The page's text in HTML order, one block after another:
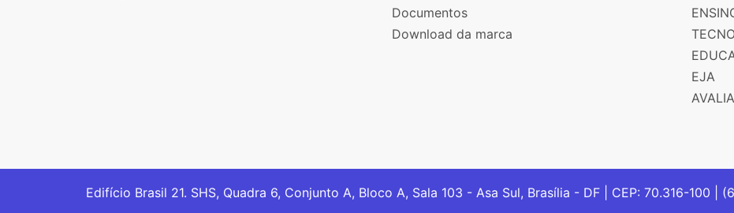
Documentos
Download da marca
EJA
Edifício Brasil 21. SHS, Quadra 6, Conjunto A, Bloco A, Sala 103 - Asa Sul, Brasília - DF | CEP: 70.316-100 |